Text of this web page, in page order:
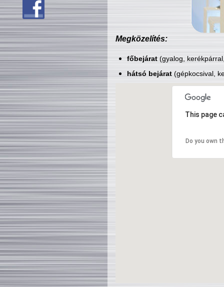
Megközelítés:
főbejárat(gyalog,
hátsó bejárat(gépkocsival,
This page
Do you own